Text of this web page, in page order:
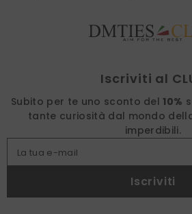
Iscriviti al
Subito per te uno sconto del 10%
tante curiosità dal mondo
imperdibili.
La tua e-mail
Iscriviti